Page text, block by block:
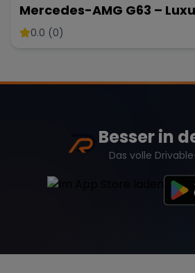
Mercedes-AMG G63 –
in Weiß Matt
0.0 (0)
Besser in
Das volle